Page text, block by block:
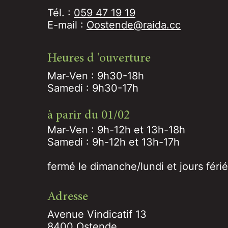
Tél. : 059 47 19 19
E-mail : Oostende@raida.cc
Heures d 'ouverture
Mar-Ven : 9h30-18h
Samedi : 9h30-17h
à parir du 01/02
Mar-Ven : 9h-12h et 13h-18h
Samedi : 9h-12h et 13h-17h
​​fermé le dimanche/lundi et jours
Adresse
Avenue Vindicatif 13